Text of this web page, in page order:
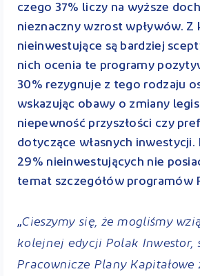
czego 37% liczy na wyższe
nieznaczny wzrost wpływów. Z
nieinwestujące są bardziej
nich ocenia te programy
30% rezygnuje z tego rodzaju
wskazując obawy o zmiany
niepewność przyszłości czy
dotyczące własnych
29% nieinwestujących nie
temat szczegółów programów
„Cieszymy się, że mogliśmy
kolejnej edycji Polak Inwestor,
Pracownicze Plany Kapitałowe